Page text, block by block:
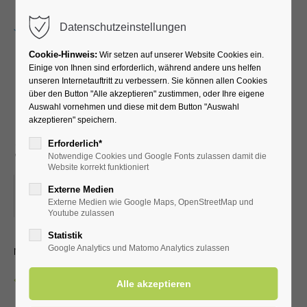
Lauftreff für
Fortgeschrittene (versch.
Streckenlängen)
16.08.2025, 07:45
ORT: VOR DER KURHALLE
mit dem LTV aktiv Bad Westernkotten
Datenschutzeinstellungen
Cookie-Hinweis: Wir setzen auf unserer Website Cookies ein.
Einige von Ihnen sind erforderlich, während andere uns helfen
unseren Internetauftritt zu verbessern. Sie können allen Cookies
über den Button "Alle akzeptieren" zustimmen, oder Ihre eigene
Auswahl vornehmen und diese mit dem Button "Auswahl
akzeptieren" speichern.
Erforderlich*
Notwendige Cookies und Google Fonts zulassen damit die
Website korrekt funktioniert
Externe Medien
Externe Medien wie Google Maps, OpenStreetMap und
Youtube zulassen
Statistik
Google Analytics und Matomo Analytics zulassen